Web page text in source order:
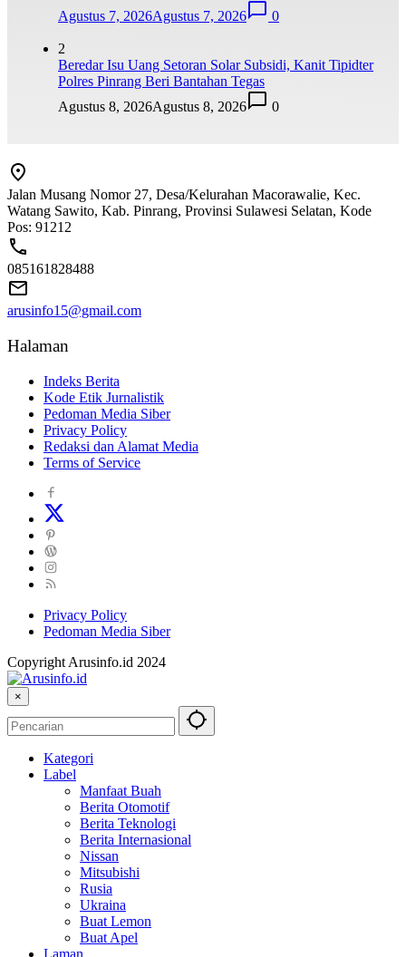
Agustus 7, 2026Agustus 7, 2026 0
2
Beredar Isu Uang Setoran Solar Subsidi, Kanit Tipidter
Polres Pinrang Beri Bantahan Tegas
Agustus 8, 2026Agustus 8, 2026 0
Jalan Musang Nomor 27, Desa/Kelurahan Macorawalie, Kec.
Watang Sawito, Kab. Pinrang, Provinsi Sulawesi Selatan, Kode
Pos: 91212
085161828488
arusinfo15@gmail.com
Halaman
Indeks Berita
Kode Etik Jurnalistik
Pedoman Media Siber
Privacy Policy
Redaksi dan Alamat Media
Terms of Service
Privacy Policy
Pedoman Media Siber
Copyright Arusinfo.id 2024
×
Kategori
Label
Manfaat Buah
Berita Otomotif
Berita Teknologi
Berita Internasional
Nissan
Mitsubishi
Rusia
Ukraina
Buat Lemon
Buat Apel
Laman